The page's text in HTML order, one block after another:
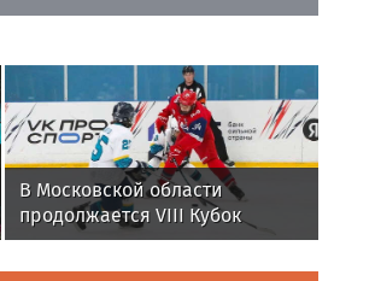
В Московской области
продолжается VIII Кубок
Александра Овечкина